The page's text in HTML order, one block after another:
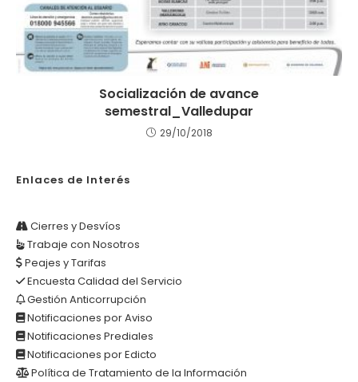
Socialización de avance
semestral_Valledupar
29/10/2018
Enlaces de Interés
Cierres y Desvíos
Trabaje con Nosotros
Peajes y Tarifas
Encuesta Calidad del Servicio
Gestión Anticorrupción
Notificaciones por Aviso
Notificaciones Prediales
Notificaciones por Edicto
Política de Tratamiento de la Información